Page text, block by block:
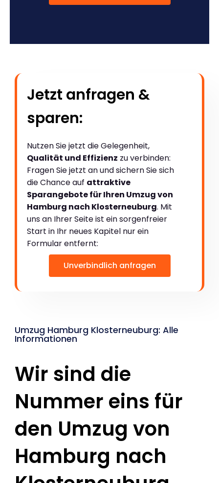
Jetzt anfragen &
sparen:
Nutzen Sie jetzt die Gelegenheit,
Qualität und Effizienz zu verbinden:
Fragen Sie jetzt an und sichern Sie sich
die Chance auf attraktive
Sparangebote für Ihren Umzug von
Hamburg nach Klosterneuburg. Mit
uns an Ihrer Seite ist ein sorgenfreier
Start in Ihr neues Kapitel nur ein
Formular entfernt:
Unverbindlich anfragen
Umzug Hamburg Klosterneuburg: Alle
Informationen
Wir sind die
Nummer eins für
den Umzug von
Hamburg nach